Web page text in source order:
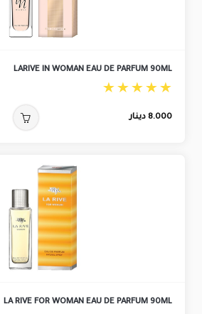
LARIVE IN WOMAN EAU DE PARFUM 90ML
8.000 دينار
LA RIVE FOR WOMAN EAU DE PARFUM 90ML